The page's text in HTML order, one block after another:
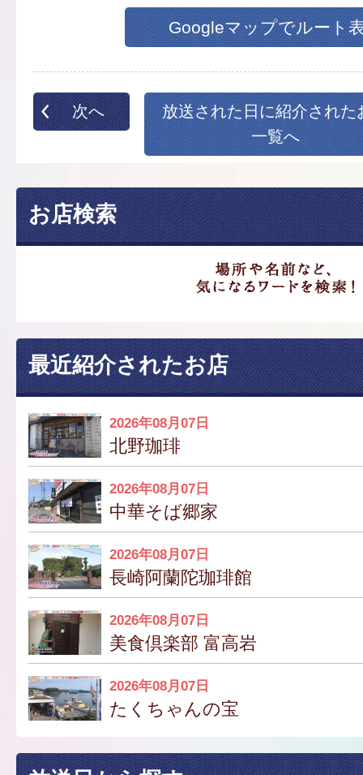
Googleマップでルート
次へ
放送された日に紹介された
一覧へ
お店検索
最近紹介されたお店
2026年08月07日
北野珈琲
2026年08月07日
中華そば郷家
2026年08月07日
長崎阿蘭陀珈琲館
2026年08月07日
美食倶楽部 富高岩
2026年08月07日
たくちゃんの宝